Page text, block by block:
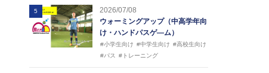
5
2026/07/08
ウォーミングアップ（中高学年向
け・ハンドパスゲ―ム）
#小学生向け #中学生向け #高校生向け
#パス
#トレーニング